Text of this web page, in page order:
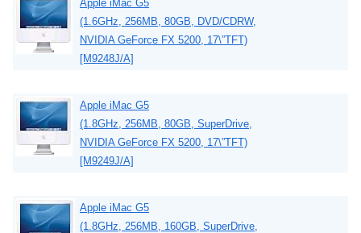
Apple iMac G5
(1.6GHz, 256MB, 80GB, DVD/CDRW,
NVIDIA GeForce FX 5200, 17\”TFT)
[M9248J/A]
Apple iMac G5
(1.8GHz, 256MB, 80GB, SuperDrive,
NVIDIA GeForce FX 5200, 17\”TFT)
[M9249J/A]
Apple iMac G5
(1.8GHz, 256MB, 160GB, SuperDrive,